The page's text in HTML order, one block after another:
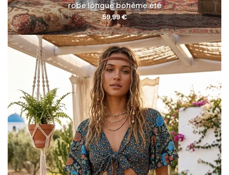
robe longue bohème été
59,99€